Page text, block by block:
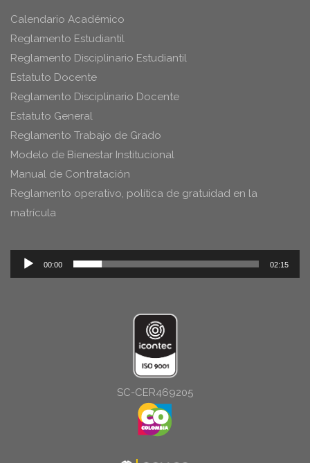
Calendario Académico
Reglamento Estudiantil
Reglamento Disciplinario Estudiantil
Estatuto Docente
Reglamento Disciplinario Docente
Estatuto General
Reglamento Trabajo de Grado
Modelo de Bienestar Institucional
Manual de Contratación
Reglamento operativo, política de gratuidad en la
matrícula
Reproductor
de
00:00 02:15
SC-CER469205